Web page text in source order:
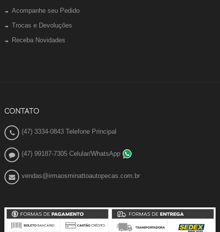
Acompanhe seu Pedido
Trocas e Devoluções
Receba Novidades
CONTATO
(47) 3334-0843 Telefone Principal
(47) 99187-7305 Celular/WhatsApp
vendas@irmaosminattoautopecas.com.br